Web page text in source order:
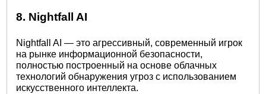
8. Nightfall AI
Nightfall AI — это агрессивный, современный игрок
на рынке информационной безопасности,
полностью построенный на основе облачных
технологий обнаружения угроз с использованием
искусственного интеллекта.